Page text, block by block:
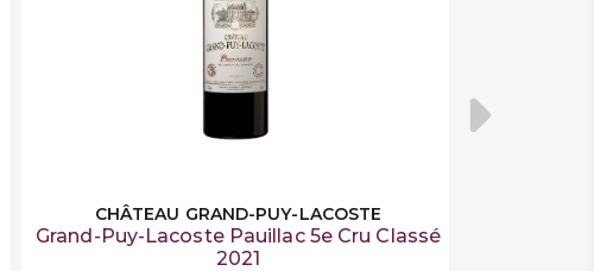
CHÂTEAU GRAND-PUY-LACOSTE
Grand-Puy-Lacoste Pauillac 5e Cru Classé
2021